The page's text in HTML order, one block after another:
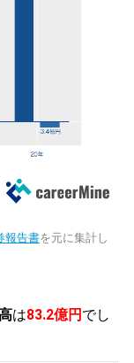
報告書を元に集計し
は83.2億円 でし